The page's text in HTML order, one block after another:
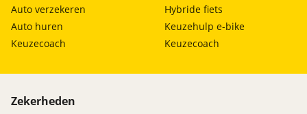
Auto verzekeren
Auto huren
Keuzecoach
Hybride fiets
Keuzehulp e-bike
Keuzecoach
Zekerheden